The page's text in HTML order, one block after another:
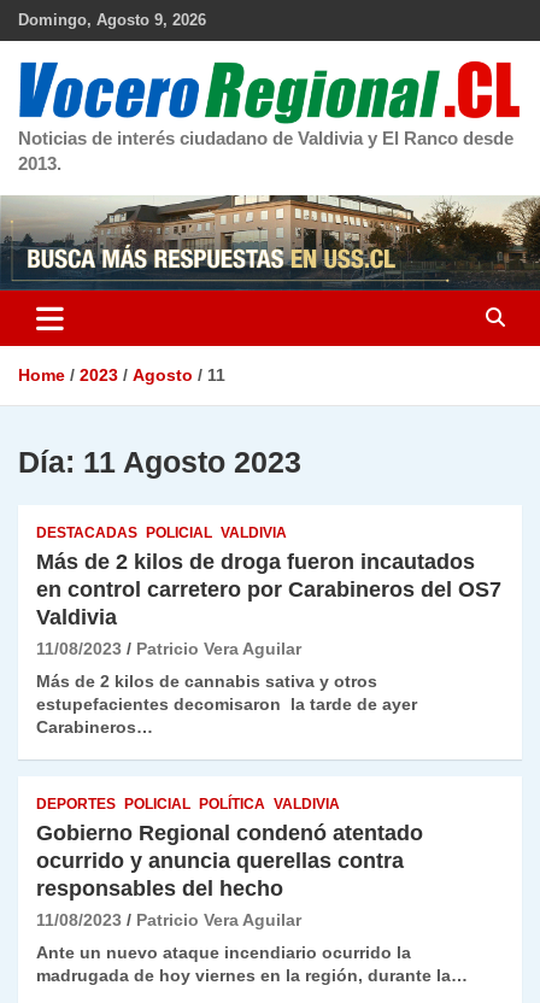
Skip
Domingo, Agosto 9, 2026
Noticias de interés ciudadano de Valdivia y El Ranco desde
2013.
Home 2023 Agosto 11
Día: 11 Agosto 2023
DESTACADAS POLICIAL VALDIVIA
Más de 2 kilos de droga fueron incautados
en control carretero por Carabineros del OS7
Valdivia
11/08/2023
Patricio Vera Aguilar
Más de 2 kilos de cannabis sativa y otros
estupefacientes decomisaron la tarde de ayer
Carabineros…
DEPORTES POLICIAL POLÍTICA VALDIVIA
Gobierno Regional condenó atentado
ocurrido y anuncia querellas contra
responsables del hecho
11/08/2023
Patricio Vera Aguilar
Ante un nuevo ataque incendiario ocurrido la
madrugada de hoy viernes en la región, durante la…